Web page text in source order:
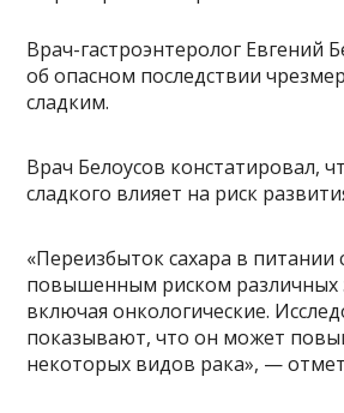
Врач-гастроэнтеролог Евгений
об опасном последствии
сладким.
Врач Белоусов констатировал,
сладкого влияет на риск
«Переизбыток сахара в питании
повышенным риском различных
включая онкологические.
показывают, что он может
некоторых видов рака», —